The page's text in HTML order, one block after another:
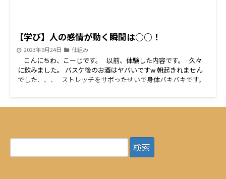
【学び】人の感情が動く瞬間は○○！
2023年9月24日 仕組み
こんにちわ、こーじです。 以前、体験した内容です。 久々
に飲みました。 バスケ後のお酒はヤバいですw 朝起きれません
でした、、、 ストレッチをサボったせいで身体バキバキです。
は大した事ない理由でも、 自分にとっては行動したくなる大き
情って一瞬で、 ビジネスにも通ずるものがありますね。 今日
は、 「感情が動く瞬間」 について書いていこうと思います。
感情が動く瞬間とは？ 感情が動く＝行動する 感情が動かない
索: